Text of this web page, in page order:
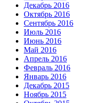
Декабрь 2016
Октябрь 2016
Сентябрь 2016
Июль 2016
Июнь 2016
Май 2016
Апрель 2016
Февраль 2016
Январь 2016
Декабрь 2015
Ноябрь 2015